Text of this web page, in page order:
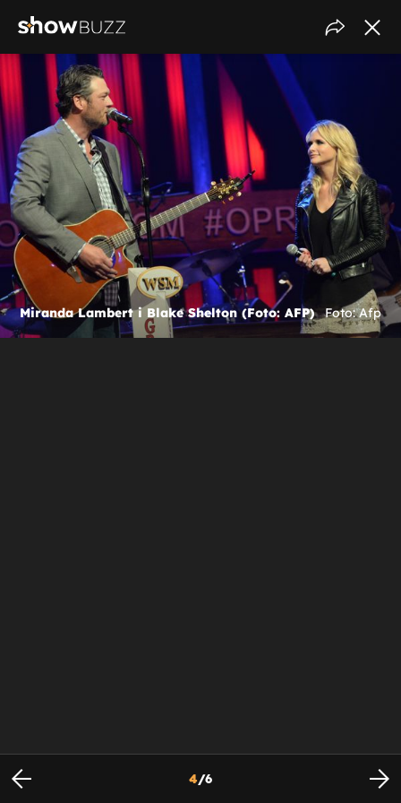
Miranda Lambert i Blake Shelton (Foto: AFP) Foto: Afp
4/6